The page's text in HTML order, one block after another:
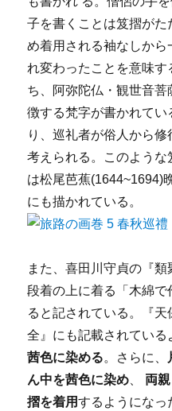
子を書くことは笈摺が
め着用される袖なしから
れ変わったことを意味
ち、阿弥陀仏・観世音
徴する梵字が書かれてい
り、巡礼者が俗人から
考えられる。このよう
は松尾芭蕉(1644~1694)
にも描かれている。
また、喜田川守貞の『
段着の上に着る「木綿
ると記されている。『
全』にも記載されている
茜色に染める。さらに、
ん中を茜色に染め
両
摺を着用するようになっ